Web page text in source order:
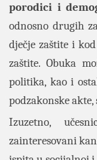
porodici i
odnosno drugih
dječje zaštite i
zaštite. Obuka
politika, kao i
podzakonske
Izuzetno,
zainteresovani